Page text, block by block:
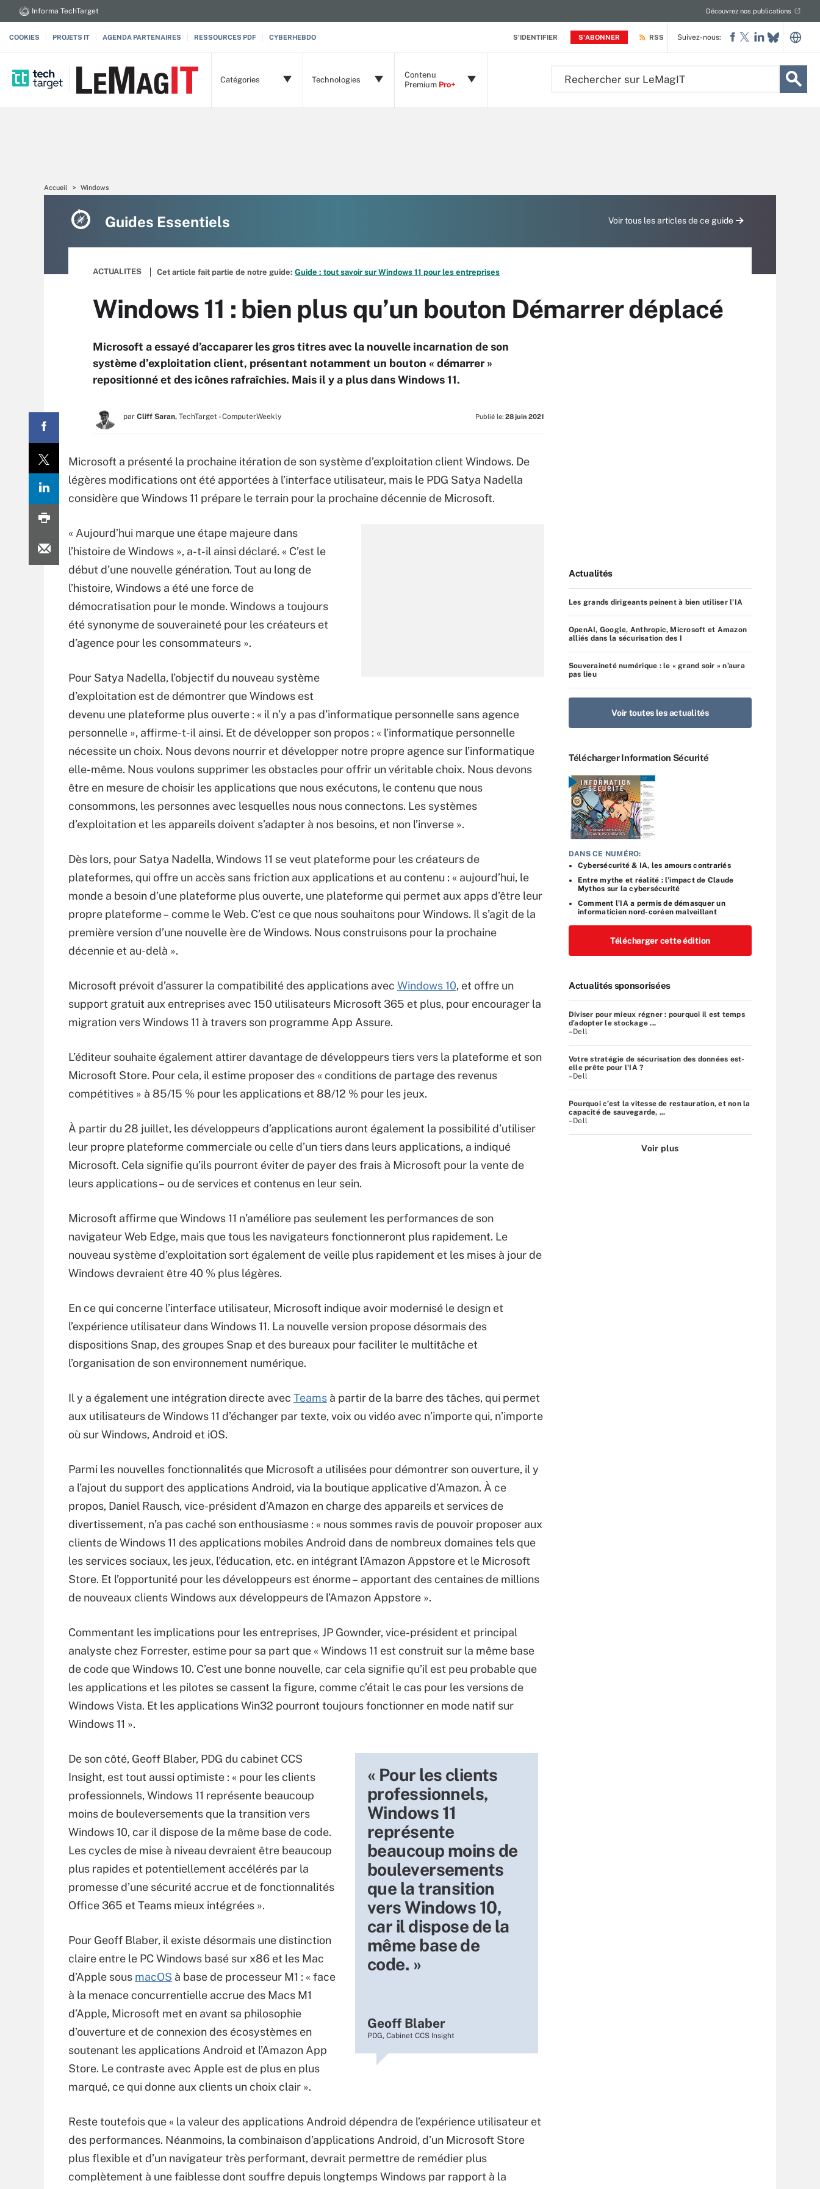
S'IDENTIFIER S'ABONNER
Informa TechTarget Découvrez nos publications
COOKIES PROJETS IT AGENDA PARTENAIRES RESSOURCES PDF CYBERHEBDO RSS
Catégories Technologies
Contenu
Premium Pro+
Suivez-nous:
Accueil Windows
Guides Essentiels Voir tous les articles de ce guide
ACTUALITES Cet article fait partie de notre guide: Guide : tout savoir sur Windows 11 pour les entreprises
Windows 11 : bien plus qu’un bouton Démarrer déplacé
Microsoft a essayé d’accaparer les gros titres avec la nouvelle incarnation de son
système d’exploitation client, présentant notamment un bouton « démarrer »
repositionné et des icônes rafraîchies. Mais il y a plus dans Windows 11.
par Cliff Saran, TechTarget - ComputerWeekly Publié le: 28 juin 2021
Microsoft a présenté la prochaine itération de son système d’exploitation client Windows. De
légères modifications ont été apportées à l’interface utilisateur, mais le PDG Satya Nadella
considère que Windows 11 prépare le terrain pour la prochaine décennie de Microsoft.
« Aujourd’hui marque une étape majeure dans
l’histoire de Windows », a-t-il ainsi déclaré. « C’est le
début d’une nouvelle génération. Tout au long de
l’histoire, Windows a été une force de
démocratisation pour le monde. Windows a toujours
été synonyme de souveraineté pour les créateurs et
d’agence pour les consommateurs ».
Pour Satya Nadella, l’objectif du nouveau système
d’exploitation est de démontrer que Windows est
devenu une plateforme plus ouverte : « il n’y a pas d’informatique personnelle sans agence
personnelle », affirme-t-il ainsi. Et de développer son propos : « l’informatique personnelle
nécessite un choix. Nous devons nourrir et développer notre propre agence sur l’informatique
elle-même. Nous voulons supprimer les obstacles pour offrir un véritable choix. Nous devons
être en mesure de choisir les applications que nous exécutons, le contenu que nous
consommons, les personnes avec lesquelles nous nous connectons. Les systèmes
d’exploitation et les appareils doivent s’adapter à nos besoins, et non l’inverse ».
Dès lors, pour Satya Nadella, Windows 11 se veut plateforme pour les créateurs de
plateformes, qui offre un accès sans friction aux applications et au contenu : « aujourd’hui, le
monde a besoin d’une plateforme plus ouverte, une plateforme qui permet aux apps d’être leur
propre plateforme – comme le Web. C’est ce que nous souhaitons pour Windows. Il s’agit de la
première version d’une nouvelle ère de Windows. Nous construisons pour la prochaine
décennie et au-delà ».
Microsoft prévoit d’assurer la compatibilité des applications avec Windows 10, et offre un
support gratuit aux entreprises avec 150 utilisateurs Microsoft 365 et plus, pour encourager la
migration vers Windows 11 à travers son programme App Assure.
L’éditeur souhaite également attirer davantage de développeurs tiers vers la plateforme et son
Microsoft Store. Pour cela, il estime proposer des « conditions de partage des revenus
compétitives » à 85/15 % pour les applications et 88/12 % pour les jeux.
À partir du 28 juillet, les développeurs d’applications auront également la possibilité d’utiliser
leur propre plateforme commerciale ou celle d’un tiers dans leurs applications, a indiqué
Microsoft. Cela signifie qu’ils pourront éviter de payer des frais à Microsoft pour la vente de
leurs applications – ou de services et contenus en leur sein.
Microsoft affirme que Windows 11 n’améliore pas seulement les performances de son
navigateur Web Edge, mais que tous les navigateurs fonctionneront plus rapidement. Le
nouveau système d’exploitation sort également de veille plus rapidement et les mises à jour de
Windows devraient être 40 % plus légères.
En ce qui concerne l’interface utilisateur, Microsoft indique avoir modernisé le design et
l’expérience utilisateur dans Windows 11. La nouvelle version propose désormais des
dispositions Snap, des groupes Snap et des bureaux pour faciliter le multitâche et
l’organisation de son environnement numérique.
Il y a également une intégration directe avec Teams à partir de la barre des tâches, qui permet
aux utilisateurs de Windows 11 d’échanger par texte, voix ou vidéo avec n’importe qui, n’importe
où sur Windows, Android et iOS.
Parmi les nouvelles fonctionnalités que Microsoft a utilisées pour démontrer son ouverture, il y
a l’ajout du support des applications Android, via la boutique applicative d’Amazon. À ce
propos, Daniel Rausch, vice-président d’Amazon en charge des appareils et services de
divertissement, n’a pas caché son enthousiasme : « nous sommes ravis de pouvoir proposer aux
clients de Windows 11 des applications mobiles Android dans de nombreux domaines tels que
les services sociaux, les jeux, l’éducation, etc. en intégrant l’Amazon Appstore et le Microsoft
Store. Et l’opportunité pour les développeurs est énorme – apportant des centaines de millions
de nouveaux clients Windows aux développeurs de l’Amazon Appstore ».
Commentant les implications pour les entreprises, JP Gownder, vice-président et principal
analyste chez Forrester, estime pour sa part que « Windows 11 est construit sur la même base
de code que Windows 10. C’est une bonne nouvelle, car cela signifie qu’il est peu probable que
les applications et les pilotes se cassent la figure, comme c’était le cas pour les versions de
Windows Vista. Et les applications Win32 pourront toujours fonctionner en mode natif sur
Windows 11 ».
« Pour les clients
professionnels,
Windows 11
représente
beaucoup moins de
bouleversements
que la transition
vers Windows 10,
car il dispose de la
même base de
code. »
Geoff Blaber
PDG, Cabinet CCS Insight
De son côté, Geoff Blaber, PDG du cabinet CCS
Insight, est tout aussi optimiste : « pour les clients
professionnels, Windows 11 représente beaucoup
moins de bouleversements que la transition vers
Windows 10, car il dispose de la même base de code.
Les cycles de mise à niveau devraient être beaucoup
plus rapides et potentiellement accélérés par la
promesse d’une sécurité accrue et de fonctionnalités
Office 365 et Teams mieux intégrées ».
Pour Geoff Blaber, il existe désormais une distinction
claire entre le PC Windows basé sur x86 et les Mac
d’Apple sous macOS à base de processeur M1 : « face
à la menace concurrentielle accrue des Macs M1
d’Apple, Microsoft met en avant sa philosophie
d’ouverture et de connexion des écosystèmes en
soutenant les applications Android et l’Amazon App
Store. Le contraste avec Apple est de plus en plus
marqué, ce qui donne aux clients un choix clair ».
Reste toutefois que « la valeur des applications Android dépendra de l’expérience utilisateur et
des performances. Néanmoins, la combinaison d’applications Android, d’un Microsoft Store
plus flexible et d’un navigateur très performant, devrait permettre de remédier plus
complètement à une faiblesse dont souffre depuis longtemps Windows par rapport à la
Actualités
Les grands dirigeants peinent à bien utiliser l’IA
OpenAI, Google, Anthropic, Microsoft et Amazon
alliés dans la sécurisation des I
Souveraineté numérique : le « grand soir » n’aura
pas lieu
Voir toutes les actualités
Télécharger Information Sécurité
DANS CE NUMÉRO:
Cybersécurité & IA, les amours contrariés
Entre mythe et réalité : l’impact de Claude
Mythos sur la cybersécurité
Comment l’IA a permis de démasquer un
informaticien nord-coréen malveillant
Télécharger cette édition
Actualités sponsorisées
Diviser pour mieux régner : pourquoi il est temps
d’adopter le stockage ...
–Dell
Votre stratégie de sécurisation des données est-
elle prête pour l'IA ?
–Dell
Pourquoi c’est la vitesse de restauration, et non la
capacité de sauvegarde, ...
–Dell
Voir plus